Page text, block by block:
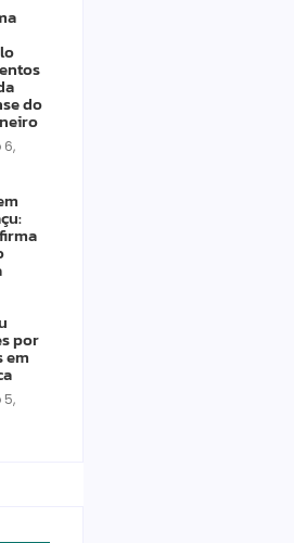
do
por
em